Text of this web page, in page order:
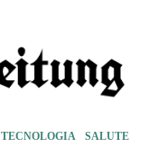
TECNOLOGIA SALUTE